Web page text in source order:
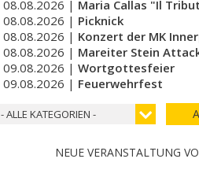
08.08.2026 | Maria Callas "Il
08.08.2026 | Picknick
08.08.2026 | Konzert der MK
08.08.2026 | Mareiter Stein
09.08.2026 | Wortgottesfeier
09.08.2026 | Feuerwehrfest
- ALLE KATEGORIEN -
NEUE VERANSTALTUNG